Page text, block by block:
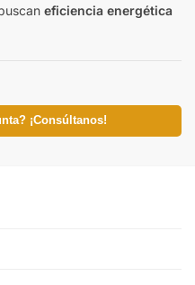
eficiencia energética
¡Consúltanos!